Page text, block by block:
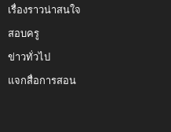
เรื่องราวน่าสนใจ
สอบครู
ข่าวทั่วไป
แจกสื่อการสอน